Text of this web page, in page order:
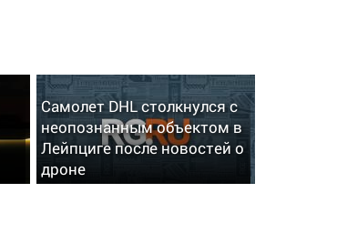
Самолет DHL столкнулся с
неопознанным объектом в
Лейпциге после новостей о
дроне